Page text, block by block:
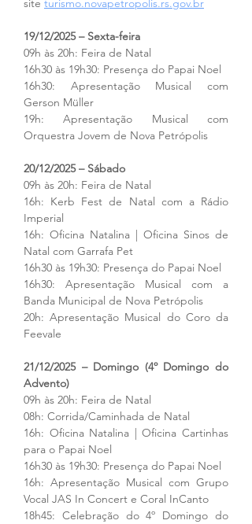
site turismo.novapetropolis.rs.gov.br
19/12/2025 – Sexta-feira
09h às 20h: Feira de Natal
16h30 às 19h30: Presença do Papai Noel
16h30: Apresentação Musical com
Gerson Müller
19h: Apresentação Musical com
Orquestra Jovem de Nova Petrópolis
20/12/2025 – Sábado
09h às 20h: Feira de Natal
16h: Kerb Fest de Natal com a Rádio
Imperial
16h: Oficina Natalina | Oficina Sinos de
Natal com Garrafa Pet
16h30 às 19h30: Presença do Papai Noel
16h30: Apresentação Musical com a
Banda Municipal de Nova Petrópolis
20h: Apresentação Musical do Coro da
Feevale
21/12/2025 – Domingo (4º Domingo do
Advento)
09h às 20h: Feira de Natal
08h: Corrida/Caminhada de Natal
16h: Oficina Natalina | Oficina Cartinhas
para o Papai Noel
16h30 às 19h30: Presença do Papai Noel
16h: Apresentação Musical com Grupo
Vocal JAS In Concert e Coral InCanto
18h45: Celebração do 4º Domingo do